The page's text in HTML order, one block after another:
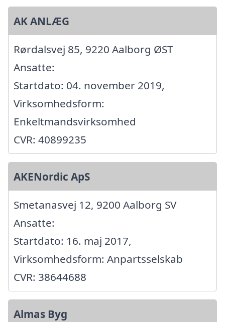
AK ANLÆG
Rørdalsvej 85, 9220 Aalborg ØST
Ansatte:
Startdato: 04. november 2019,
Virksomhedsform:
Enkeltmandsvirksomhed
CVR: 40899235
AKENordic ApS
Smetanasvej 12, 9200 Aalborg SV
Ansatte:
Startdato: 16. maj 2017,
Virksomhedsform: Anpartsselskab
CVR: 38644688
Almas Byg